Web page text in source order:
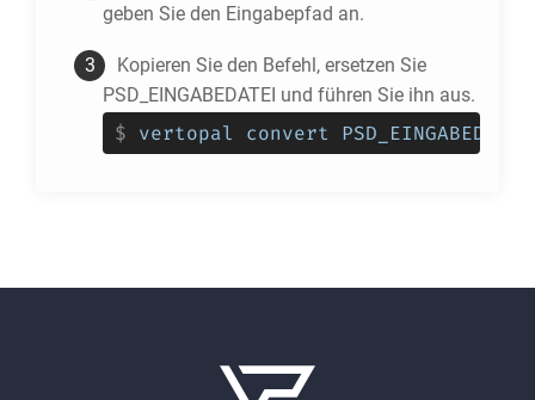
geben Sie den Eingabepfad an.
Kopieren Sie den Befehl, ersetzen Sie
PSD_EINGABEDATEI und führen Sie ihn aus.
$ vertopal convert